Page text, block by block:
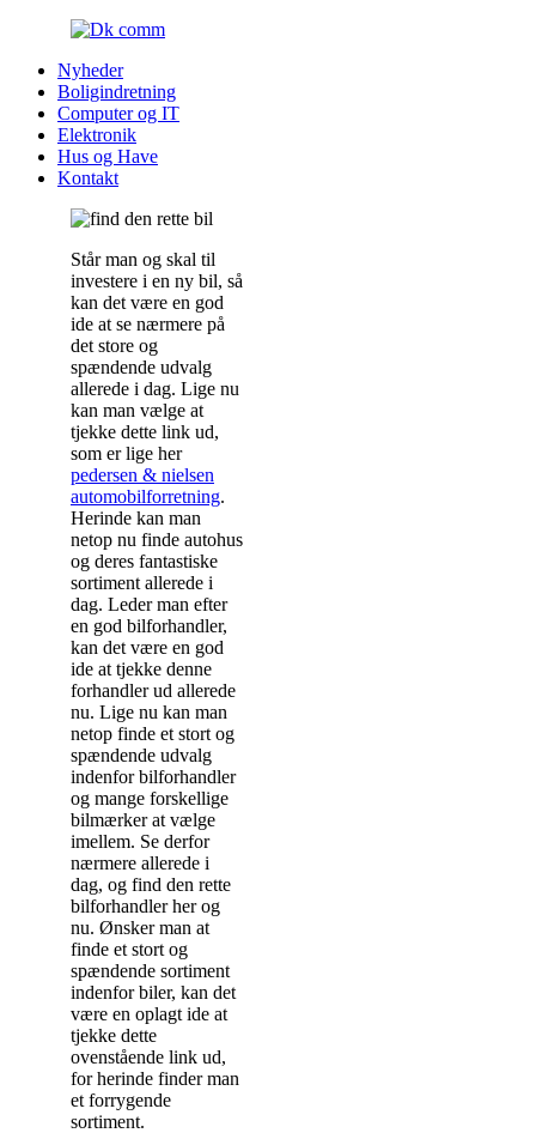
Nyheder
Boligindretning
Computer og IT
Elektronik
Hus og Have
Kontakt
Står man og skal til
investere i en ny bil, så
kan det være en god
ide at se nærmere på
det store og
spændende udvalg
allerede i dag. Lige nu
kan man vælge at
tjekke dette link ud,
som er lige her
pedersen & nielsen
automobilforretning.
Herinde kan man
netop nu finde autohus
og deres fantastiske
sortiment allerede i
dag. Leder man efter
en god bilforhandler,
kan det være en god
ide at tjekke denne
forhandler ud allerede
nu. Lige nu kan man
netop finde et stort og
spændende udvalg
indenfor bilforhandler
og mange forskellige
bilmærker at vælge
imellem. Se derfor
nærmere allerede i
dag, og find den rette
bilforhandler her og
nu. Ønsker man at
finde et stort og
spændende sortiment
indenfor biler, kan det
være en oplagt ide at
tjekke dette
ovenstående link ud,
for herinde finder man
et forrygende
sortiment.